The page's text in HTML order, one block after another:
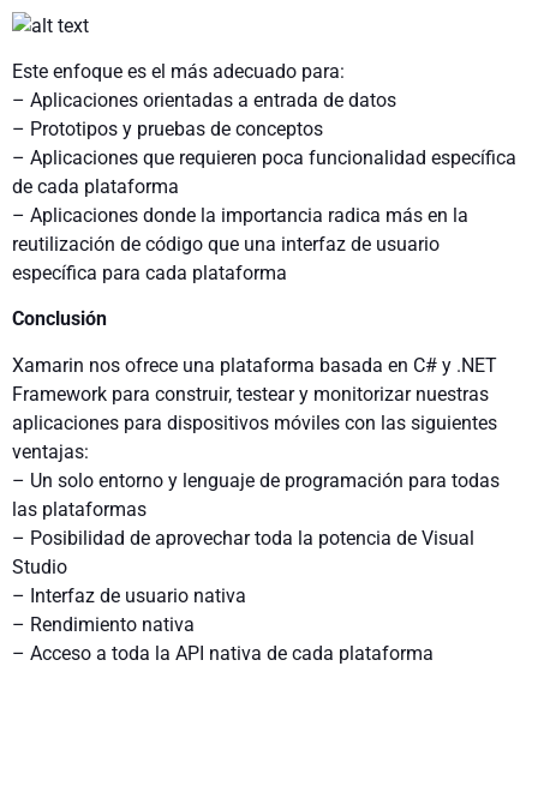
Este enfoque es el más adecuado para:
– Aplicaciones orientadas a entrada de datos
– Prototipos y pruebas de conceptos
– Aplicaciones que requieren poca funcionalidad específica
de cada plataforma
– Aplicaciones donde la importancia radica más en la
reutilización de código que una interfaz de usuario
específica para cada plataforma
Conclusión
Xamarin nos ofrece una plataforma basada en C# y .NET
Framework para construir, testear y monitorizar nuestras
aplicaciones para dispositivos móviles con las siguientes
ventajas:
– Un solo entorno y lenguaje de programación para todas
las plataformas
– Posibilidad de aprovechar toda la potencia de Visual
Studio
– Interfaz de usuario nativa
– Rendimiento nativa
– Acceso a toda la API nativa de cada plataforma